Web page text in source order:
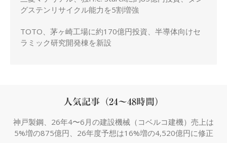
グステンリサイクル能力を5割増強
TOTO、茅ヶ崎工場に約170億円投資、半導体向けセ
ラミック研究開発棟を新設
人気記事（24～48時間）
神戸製鋼、26年4〜6月の建設機械（コベルコ建機）売上は
5%増の875億円、26年度予想は16%増の4,520億円に修正